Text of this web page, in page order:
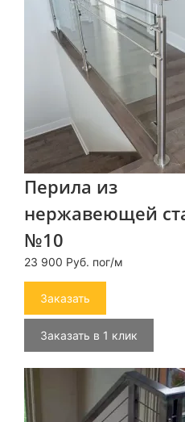
Перила из
нержавеющей
№10
23 900 Руб. пог/м
Заказать
Заказать в 1 клик